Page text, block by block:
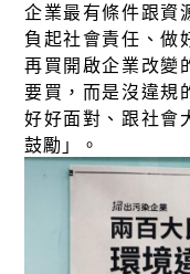
企業最有條件跟資
負起社會責任、做
再買開啟企業改變
要買，而是沒違規
好好面對、跟社會
鼓勵」。